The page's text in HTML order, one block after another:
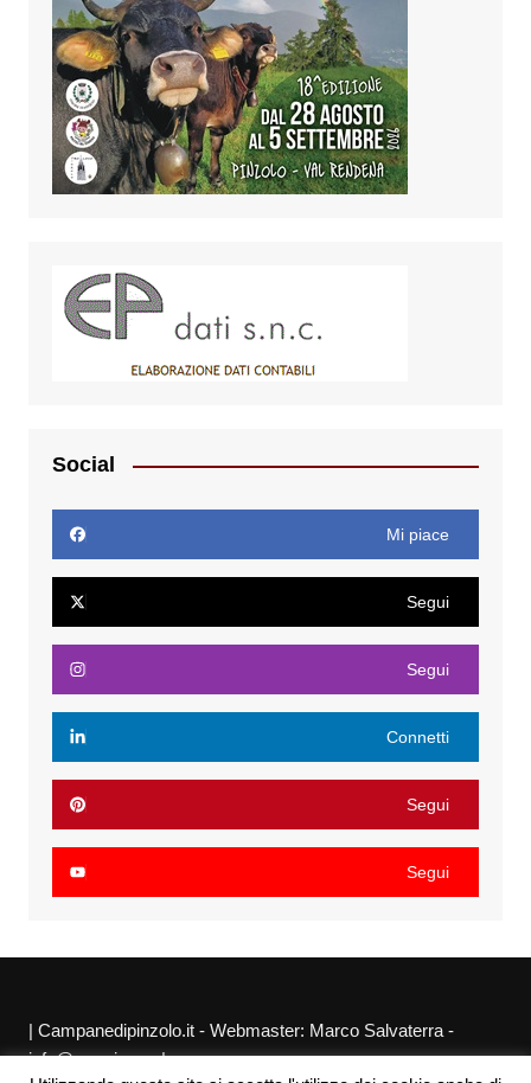
Social
Mi piace
Segui
Segui
Connetti
Segui
Segui
| Campanedipinzolo.it - Webmaster: Marco Salvaterra -
info@agraria.org |